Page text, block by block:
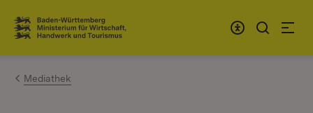
Zum Inhalt springen
Link zur Startseite
Mediathek